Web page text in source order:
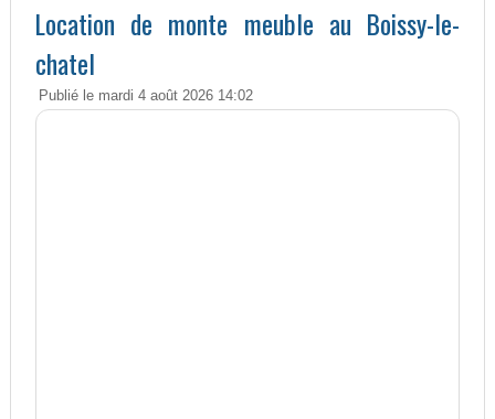
Location de monte meuble au Boissy-le-
chatel
Publié le mardi 4 août 2026 14:02